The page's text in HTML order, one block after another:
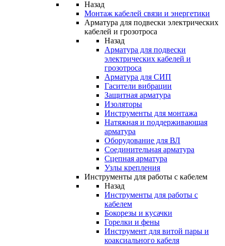
Назад
Монтаж кабелей связи и энергетики
Арматура для подвески электрических
кабелей и грозотроса
Назад
Арматура для подвески
электрических кабелей и
грозотроса
Арматура для СИП
Гасители вибрации
Защитная арматура
Изоляторы
Инструменты для монтажа
Натяжная и поддерживающая
арматура
Оборудование для ВЛ
Соединительная арматура
Сцепная арматура
Узлы крепления
Инструменты для работы с кабелем
Назад
Инструменты для работы с
кабелем
Бокорезы и кусачки
Горелки и фены
Инструмент для витой пары и
коаксиального кабеля